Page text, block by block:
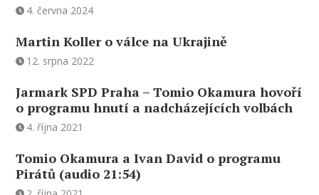
4. června 2024
Martin Koller o válce na Ukrajině
12. srpna 2022
Jarmark SPD Praha – Tomio Okamura hovoří
o programu hnutí a nadcházejících volbách
4. října 2021
Tomio Okamura a Ivan David o programu
Pirátů (audio 21:54)